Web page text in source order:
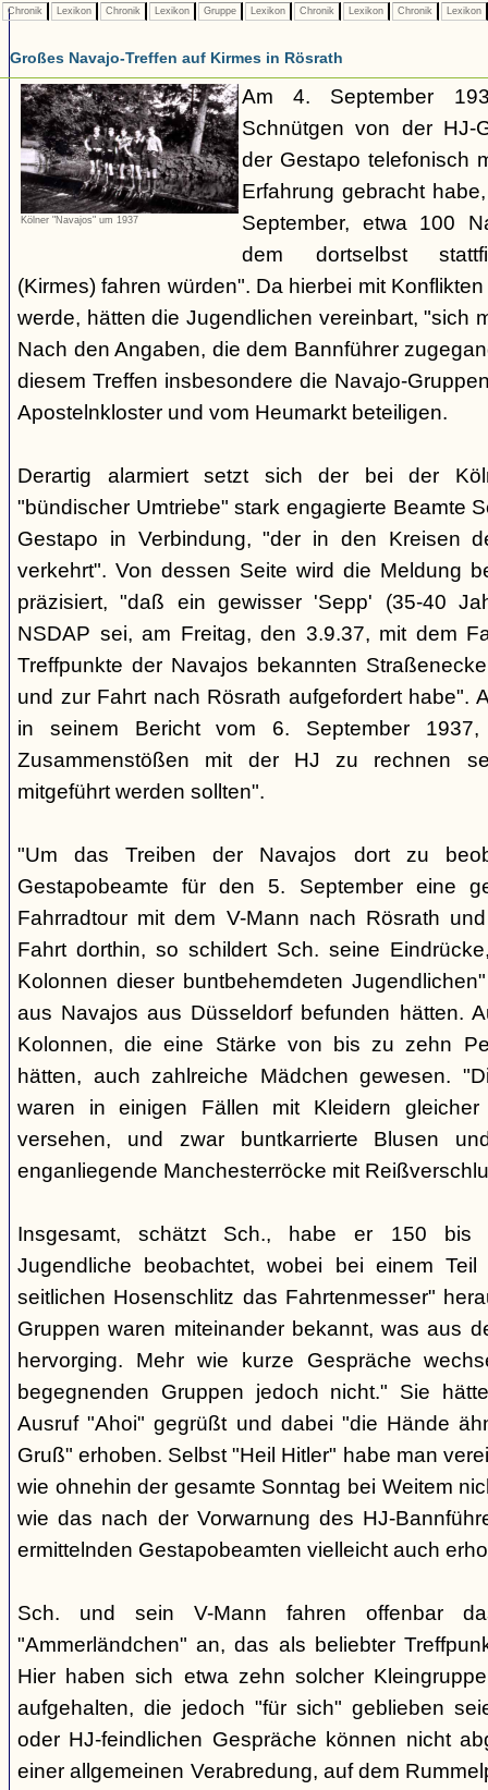
Chronik Lexikon Chronik Lexikon Gruppe Lexikon Chronik Lexikon Chronik Lexikon
Großes Navajo-Treffen auf Kirmes in Rösrath
Kölner "Navajos" um 1937
Am 4. September
Schnütgen von der HJ-
der Gestapo telefonisch
Erfahrung gebracht
September, etwa 100
dem dortselbst
(Kirmes) fahren würden". Da hierbei mit
werde, hätten die Jugendlichen vereinbart, "sich
Nach den Angaben, die dem Bannführer
diesem Treffen insbesondere die Navajo-
Apostelnkloster und vom Heumarkt beteiligen.
Derartig alarmiert setzt sich der bei der
"bündischer Umtriebe" stark engagierte Beamte
Gestapo in Verbindung, "der in den Kreisen
verkehrt". Von dessen Seite wird die Meldung
präzisiert, "daß ein gewisser 'Sepp' (35-40
NSDAP sei, am Freitag, den 3.9.37, mit dem
Treffpunkte der Navajos bekannten
und zur Fahrt nach Rösrath aufgefordert habe".
in seinem Bericht vom 6. September
Zusammenstößen mit der HJ zu rechnen
mitgeführt werden sollten".
"Um das Treiben der Navajos dort zu
Gestapobeamte für den 5. September eine
Fahrradtour mit dem V-Mann nach Rösrath
Fahrt dorthin, so schildert Sch. seine
Kolonnen dieser buntbehemdeten
aus Navajos aus Düsseldorf befunden hätten.
Kolonnen, die eine Stärke von bis zu zehn
hätten, auch zahlreiche Mädchen gewesen.
waren in einigen Fällen mit Kleidern
versehen, und zwar buntkarrierte Blusen
enganliegende Manchesterröcke mit
Insgesamt, schätzt Sch., habe er 150 bis
Jugendliche beobachtet, wobei bei einem
seitlichen Hosenschlitz das Fahrtenmesser"
Gruppen waren miteinander bekannt, was aus
hervorging. Mehr wie kurze Gespräche
begegnenden Gruppen jedoch nicht." Sie
Ausruf "Ahoi" gegrüßt und dabei "die Hände
Gruß" erhoben. Selbst "Heil Hitler" habe man
wie ohnehin der gesamte Sonntag bei Weitem
wie das nach der Vorwarnung des HJ-
ermittelnden Gestapobeamten vielleicht auch
Sch. und sein V-Mann fahren offenbar
"Ammerländchen" an, das als beliebter
Hier haben sich etwa zehn solcher
aufgehalten, die jedoch "für sich" geblieben
oder HJ-feindlichen Gespräche können nicht
einer allgemeinen Verabredung, auf dem